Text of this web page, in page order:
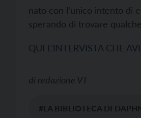
nato con l’unico intento di
sperando di trovare
QUI L’INTERVISTA CHE
di redazione VT
#LA BIBLIOTECA DI